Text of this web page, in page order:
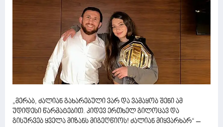
„მერაბ, ძალიან გახარებული ვარ და ვამაყობ შენი ამ
უდიდესი წარმატებით. კიდევ ერთხელ გილოცავ და
გისურვებ ყველა მიზანს მიგეღწიოს! ძალიან მიყვარხარ“ –